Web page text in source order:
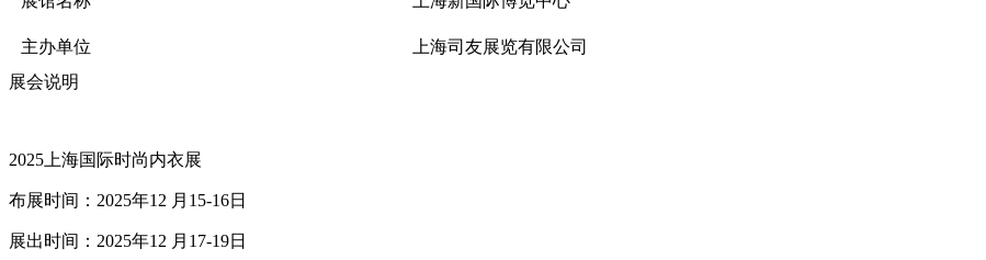
主办单位
上海司友展览有限公司
展会说明
2025上海国际时尚内衣展
布展时间 ： 2025年12 月15-16日
展出时间： 2025年12 月17-19日